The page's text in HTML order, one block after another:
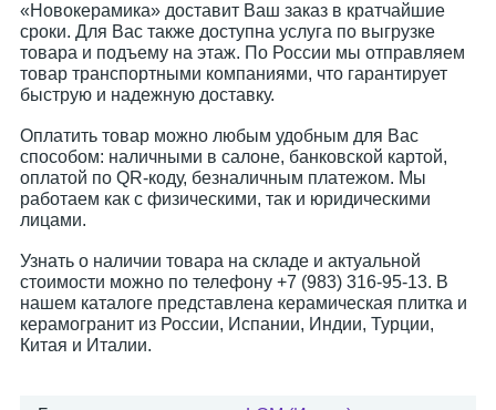
«Новокерамика» доставит Ваш заказ в кратчайшие
сроки. Для Вас также доступна услуга по выгрузке
товара и подъему на этаж. По России мы отправляем
товар транспортными компаниями, что гарантирует
быструю и надежную доставку.
Оплатить товар можно любым удобным для Вас
способом: наличными в салоне, банковской картой,
оплатой по QR-коду, безналичным платежом. Мы
работаем как с физическими, так и юридическими
лицами.
Узнать о наличии товара на складе и актуальной
стоимости можно по телефону +7 (983) 316-95-13. В
нашем каталоге представлена керамическая плитка и
керамогранит из России, Испании, Индии, Турции,
Китая и Италии.